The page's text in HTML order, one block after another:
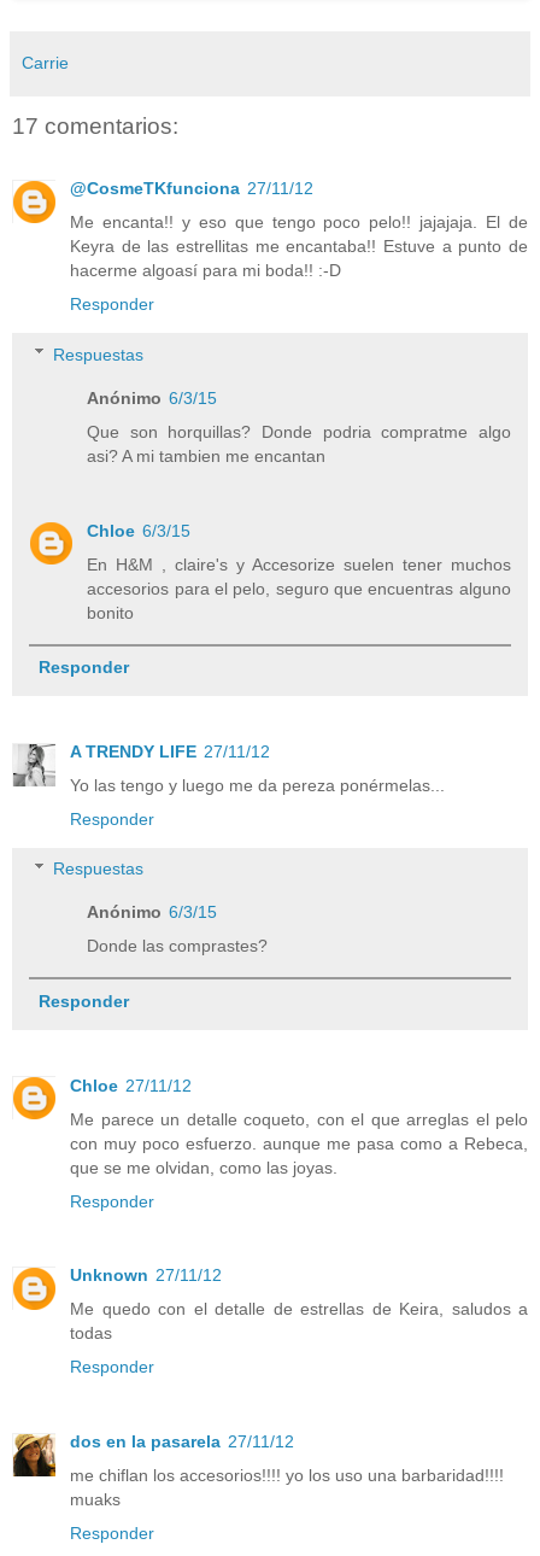
Carrie
17 comentarios:
@CosmeTKfunciona 27/11/12
Me encanta!! y eso que tengo poco pelo!! jajajaja. El de
Keyra de las estrellitas me encantaba!! Estuve a punto de
hacerme algoasí para mi boda!! :-D
Responder
Respuestas
Anónimo 6/3/15
Que son horquillas? Donde podria compratme algo
asi? A mi tambien me encantan
Chloe 6/3/15
En H&M , claire's y Accesorize suelen tener muchos
accesorios para el pelo, seguro que encuentras alguno
bonito
Responder
A TRENDY LIFE 27/11/12
Yo las tengo y luego me da pereza ponérmelas...
Responder
Respuestas
Anónimo 6/3/15
Donde las comprastes?
Responder
Chloe 27/11/12
Me parece un detalle coqueto, con el que arreglas el pelo
con muy poco esfuerzo. aunque me pasa como a Rebeca,
que se me olvidan, como las joyas.
Responder
Unknown 27/11/12
Me quedo con el detalle de estrellas de Keira, saludos a
todas
Responder
dos en la pasarela 27/11/12
me chiflan los accesorios!!!! yo los uso una barbaridad!!!!
muaks
Responder